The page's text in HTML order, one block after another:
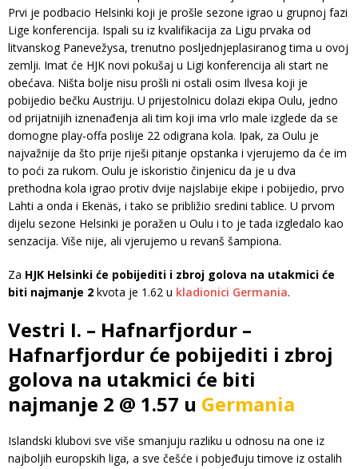
Prvi je podbacio Helsinki koji je prošle sezone igrao u grupnoj fazi
Lige konferencija. Ispali su iz kvalifikacija za Ligu prvaka od
litvanskog Panevežysa, trenutno posljednjeplasiranog tima u ovoj
zemlji. Imat će HJK novi pokušaj u Ligi konferencija ali start ne
obećava. Ništa bolje nisu prošli ni ostali osim Ilvesa koji je
pobijedio bečku Austriju. U prijestolnicu dolazi ekipa Oulu, jedno
od prijatnijih iznenađenja ali tim koji ima vrlo male izglede da se
domogne play-offa poslije 22 odigrana kola. Ipak, za Oulu je
najvažnije da što prije riješi pitanje opstanka i vjerujemo da će im
to poći za rukom. Oulu je iskoristio činjenicu da je u dva
prethodna kola igrao protiv dvije najslabije ekipe i pobijedio, prvo
Lahti a onda i Ekenäs, i tako se približio sredini tablice. U prvom
dijelu sezone Helsinki je poražen u Oulu i to je tada izgledalo kao
senzacija. Više nije, ali vjerujemo u revanš šampiona.
Za HJK Helsinki će pobijediti i zbroj golova na utakmici će
biti najmanje 2 kvota je 1.62 u kladionici Germania.
Vestri I. – Hafnarfjordur –
Hafnarfjordur će pobijediti i zbroj
golova na utakmici će biti
najmanje 2 @ 1.57 u Germania
Islandski klubovi sve više smanjuju razliku u odnosu na one iz
najboljih europskih liga, a sve češće i pobjeđuju timove iz ostalih